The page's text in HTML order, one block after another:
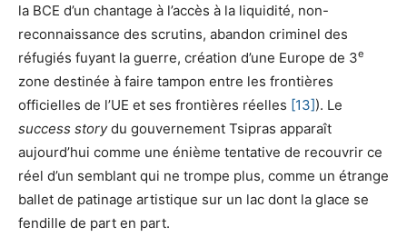
la BCE d’un chantage à l’accès à la liquidité, non-
reconnaissance des scrutins, abandon criminel des
réfugiés fuyant la guerre, création d’une Europe de 3e
zone destinée à faire tampon entre les frontières
officielles de l’UE et ses frontières réelles [13]). Le
success storydu gouvernement Tsipras apparaît
aujourd’hui comme une énième tentative de recouvrir ce
réel d’un semblant qui ne trompe plus, comme un étrange
ballet de patinage artistique sur un lac dont la glace se
fendille de part en part.